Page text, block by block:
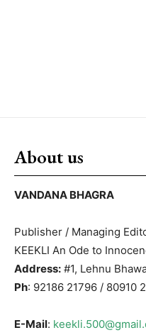
About us
VANDANA BHAGRA
Publisher / Managing
KEEKLI An Ode to
Address: #1, Lehnu
Ph: 92186 21796 / 80910
E-Mail: